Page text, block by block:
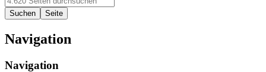
Navigation
Navigation